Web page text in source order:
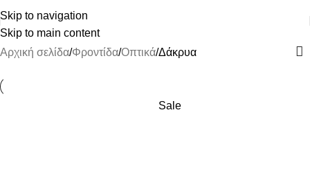
Skip to navigation
Skip to main content
ΔΩΡΕΑΝ ΜΕΤΑΦΟΡΙΚΑ ΑΝΩ ΤΩΝ 45€
Αρχική σελίδα Φροντίδα Οπτικά Δάκρυα
Sale